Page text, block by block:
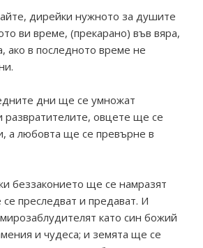
дирейки нужното за душите
ви време, (прекарано) във вяра,
ако в последното време не
дни ще се умножат
овцете ще се
а любовта ще се превърне в
беззаконието ще се намразят
преследват и предават. И
като син божий
и чудеса; и земята ще се